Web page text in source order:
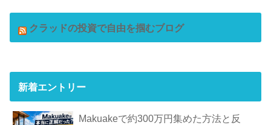
クラッドの投資で自由を掴むブログ
新着エントリー
Makuakeで約300万円集めた方法と反